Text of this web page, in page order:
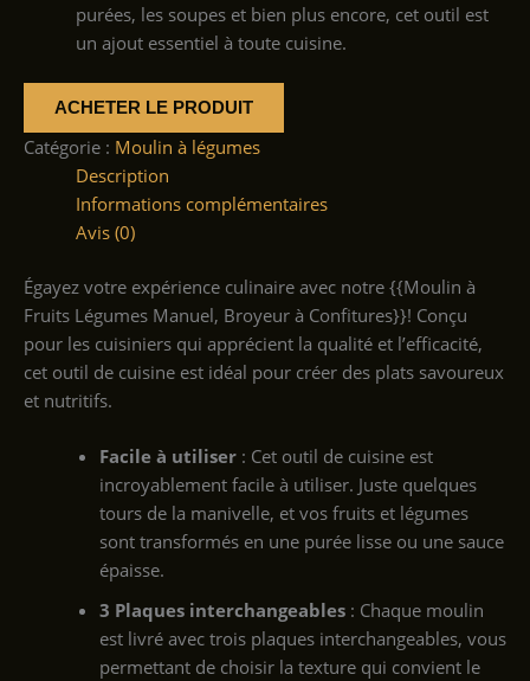
purées, les soupes et bien plus encore, cet outil est
un ajout essentiel à toute cuisine.
ACHETER LE PRODUIT
Catégorie : Moulin à légumes
Description
Informations complémentaires
Avis (0)
Égayez votre expérience culinaire avec notre {{Moulin à
Fruits Légumes Manuel, Broyeur à Confitures}}! Conçu
pour les cuisiniers qui apprécient la qualité et l’efficacité,
cet outil de cuisine est idéal pour créer des plats savoureux
et nutritifs.
Facile à utiliser: Cet outil de cuisine est
incroyablement facile à utiliser. Juste quelques
tours de la manivelle, et vos fruits et légumes
sont transformés en une purée lisse ou une sauce
épaisse.
3 Plaques interchangeables: Chaque moulin
est livré avec trois plaques interchangeables, vous
permettant de choisir la texture qui convient le